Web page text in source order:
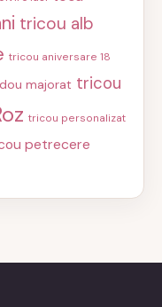
tricou alb
tricou aniversare 18
majorat tricou
tricou personalizat
petrecere